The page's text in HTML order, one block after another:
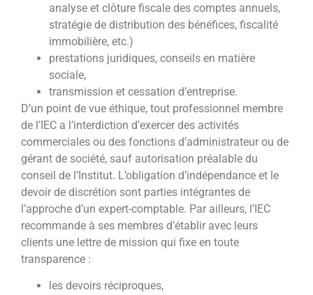
analyse et clôture fiscale des comptes annuels,
stratégie de distribution des bénéfices, fiscalité
immobilière, etc.)
prestations juridiques, conseils en matière
sociale,
transmission et cessation d’entreprise.
D’un point de vue éthique, tout professionnel membre
de l’IEC a l’interdiction d’exercer des activités
commerciales ou des fonctions d’administrateur ou de
gérant de société, sauf autorisation préalable du
conseil de l’Institut. L’obligation d’indépendance et le
devoir de discrétion sont parties intégrantes de
l’approche d’un expert-comptable. Par ailleurs, l’IEC
recommande à ses membres d’établir avec leurs
clients une lettre de mission qui fixe en toute
transparence :
les devoirs réciproques,